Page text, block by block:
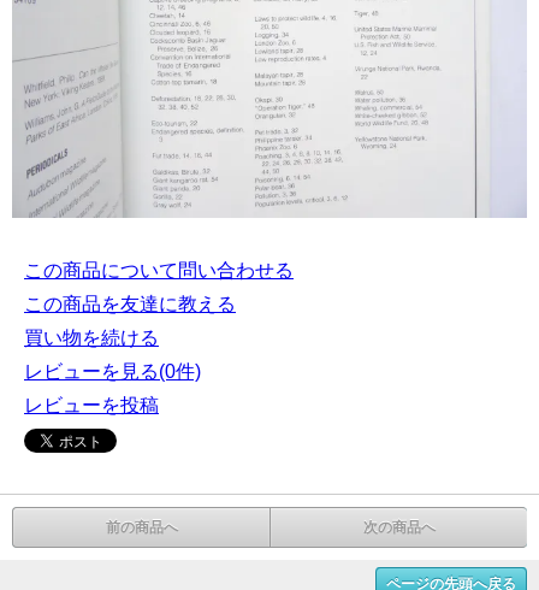
この商品について問い合わせる
この商品を友達に教える
買い物を続ける
レビューを見る(0件)
レビューを投稿
前の商品へ 次の商品へ
ページの先頭へ戻る